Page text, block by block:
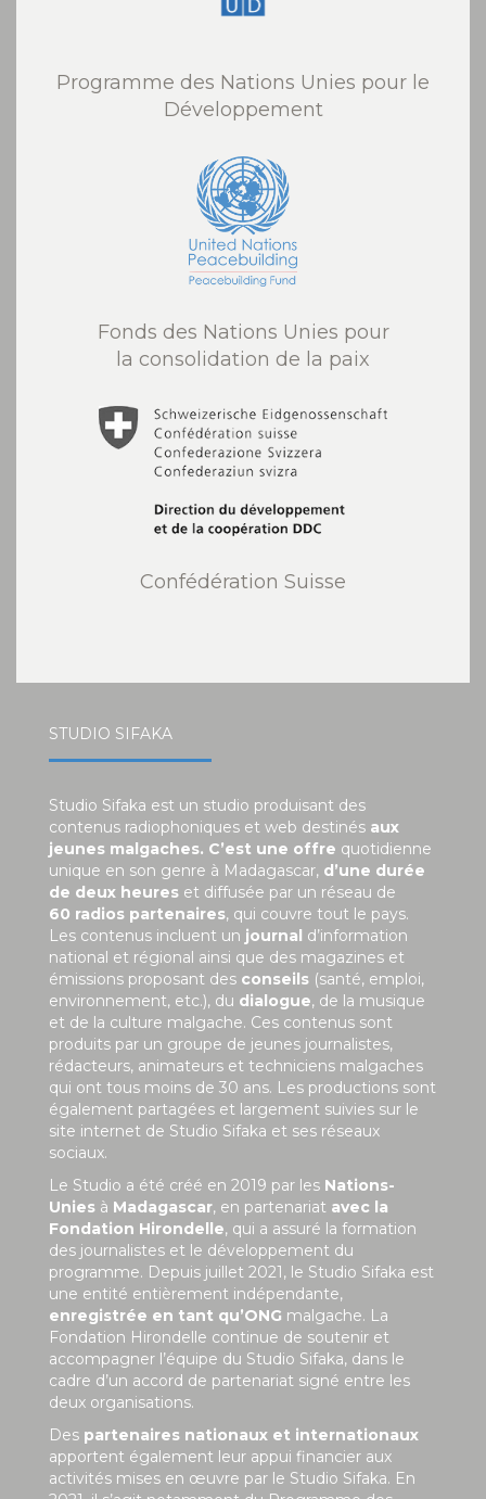
Programme des Nations Unies pour le
Développement
Fonds des Nations Unies pour
la consolidation de la paix
Confédération Suisse
STUDIO SIFAKA
Studio Sifaka est un studio produisant des
contenus radiophoniques et web destinés aux
jeunes malgaches. C’est une offre quotidienne
unique en son genre à Madagascar, d’une durée
de deux heures et diffusée par un réseau de
60 radios partenaires, qui couvre tout le pays.
Les contenus incluent un journal d’information
national et régional ainsi que des magazines et
émissions proposant des conseils (santé, emploi,
environnement, etc.), du dialogue, de la musique
et de la culture malgache. Ces contenus sont
produits par un groupe de jeunes journalistes,
rédacteurs, animateurs et techniciens malgaches
qui ont tous moins de 30 ans. Les productions sont
également partagées et largement suivies sur le
site internet de Studio Sifaka et ses réseaux
sociaux.
Le Studio a été créé en 2019 par les Nations-
Unies à Madagascar, en partenariat avec la
Fondation Hirondelle, qui a assuré la formation
des journalistes et le développement du
programme. Depuis juillet 2021, le Studio Sifaka est
une entité entièrement indépendante,
enregistrée en tant qu’ONG malgache. La
Fondation Hirondelle continue de soutenir et
accompagner l’équipe du Studio Sifaka, dans le
cadre d’un accord de partenariat signé entre les
deux organisations.
Des partenaires nationaux et internationaux
apportent également leur appui financier aux
activités mises en œuvre par le Studio Sifaka. En